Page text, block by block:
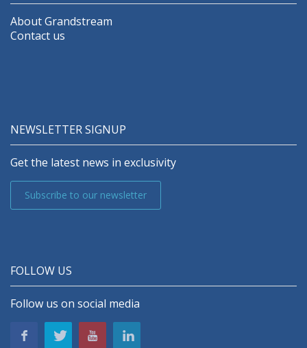
About Grandstream
Contact us
NEWSLETTER SIGNUP
Get the latest news in exclusivity
Subscribe to our newsletter
FOLLOW US
Follow us on social media